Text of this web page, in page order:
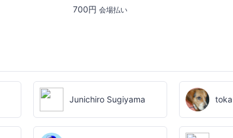
700円 会場払い
Junichiro Sugiyama